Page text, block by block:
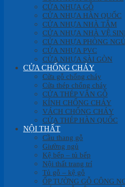
CỬA NHỰA GỖ
CỬA NHỰA HÀN QUỐC
CỬA NHỰA NHÀ TẮM
CỬA NHỰA NHÀ VỆ
CỬA NHỰA PHÒNG NGỦ
CỬA NHỰA PVC
CỬA NHỰA SÀI GÒN
CỬA CHỐNG CHÁY
Cửa gỗ chống cháy
Cửa thép chống cháy
CỬA THÉP VÂN GỖ
KÍNH CHỐNG CHÁY
VÁCH CHỐNG CHÁY
CỬA THÉP HÀN QUỐC
NỘI THẤT
Cầu thang gỗ
Giường ngủ
Kệ bếp – tủ bếp
Nội thất trang trí
Tủ gỗ – kệ gỗ
ỐP TƯỜNG GỖ CÔNG